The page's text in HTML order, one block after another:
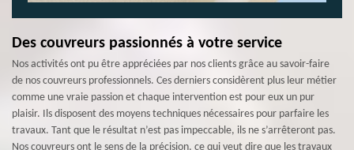
Des couvreurs passionnés à votre service
Nos activités ont pu être appréciées par nos clients grâce au savoir-faire
de nos couvreurs professionnels. Ces derniers considèrent plus leur métier
comme une vraie passion et chaque intervention est pour eux un pur
plaisir. Ils disposent des moyens techniques nécessaires pour parfaire les
travaux. Tant que le résultat n’est pas impeccable, ils ne s’arrêteront pas.
Nos couvreurs ont le sens de la précision, ce qui veut dire que les travaux